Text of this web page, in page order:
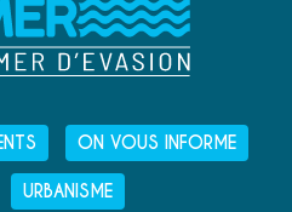
ON VOUS INFORME
URBANISME